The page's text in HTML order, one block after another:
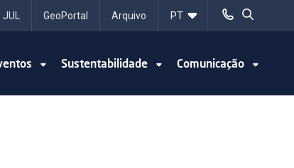
JUL GeoPortal Arquivo
Sustentabilidade Comunicação